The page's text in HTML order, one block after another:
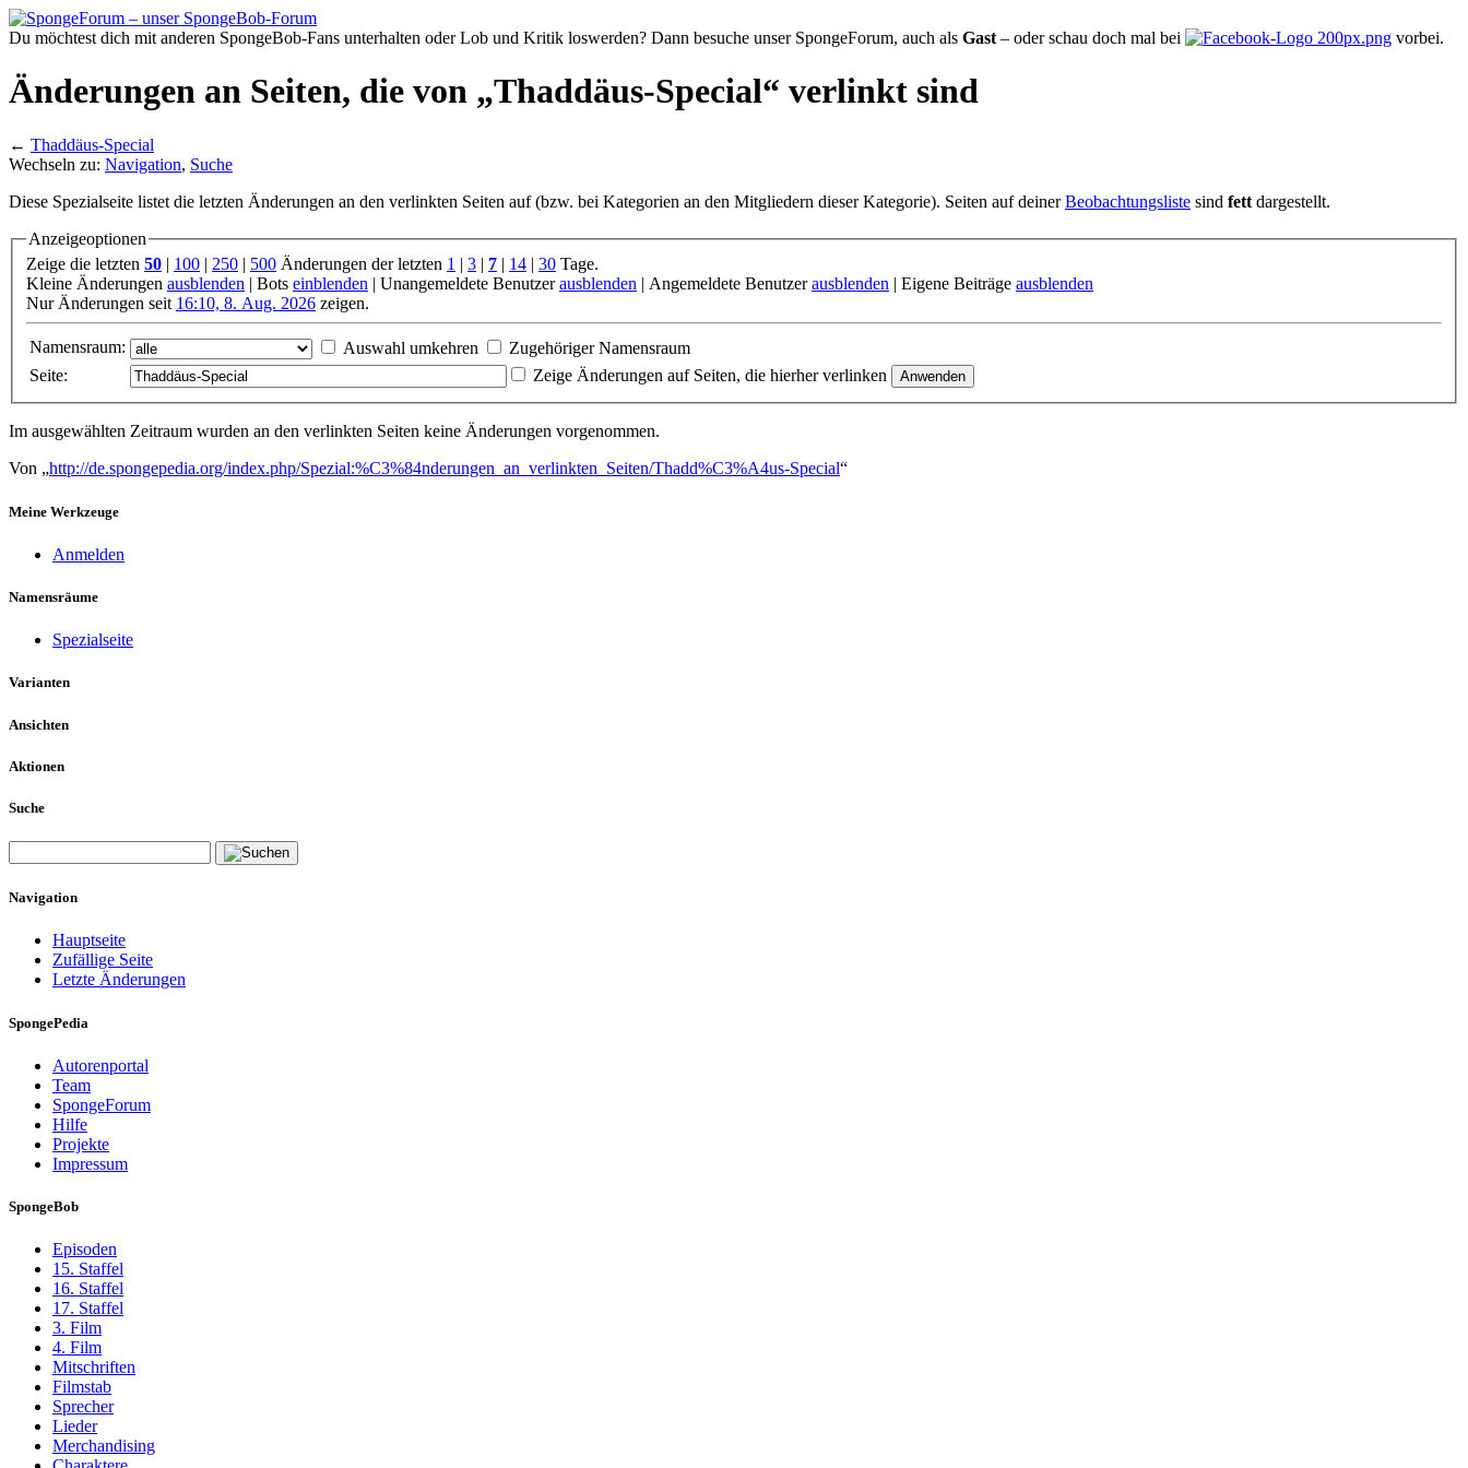
Du möchtest dich mit anderen SpongeBob-Fans unterhalten oder Lob und Kritik loswerden? Dann besuche unser SpongeForum, auch als Gast – oder schau doch mal bei vorbei.
Änderungen an Seiten, die von „Thaddäus-Special“ verlinkt sind
← Thaddäus-Special
Wechseln zu: Navigation, Suche
Diese Spezialseite listet die letzten Änderungen an den verlinkten Seiten auf (bzw. bei Kategorien an den Mitgliedern dieser Kategorie). Seiten auf deinerBeobachtungsliste sind fett dargestellt.
Anzeigeoptionen
Zeige die letzten 50 100 250 500 Änderungen der letzten 1 3 7 14 30 Tage.
Kleine Änderungen ausblenden | Bots einblenden | Unangemeldete Benutzerausblenden | Angemeldete Benutzerausblenden | Eigene Beiträge ausblenden
Nur Änderungen seit 16:10, 8. Aug. 2026 zeigen.
Namensraum: Auswahl umkehren
Zugehöriger Namensraum
Seite:
Zeige Änderungen auf Seiten, die hierher verlinken
Im ausgewählten Zeitraum wurden an den verlinkten Seiten keine Änderungen vorgenommen.
Von „http://de.spongepedia.org/index.php/Spezial:%C3%84nderungen_an_verlinkten_Seiten/Thadd%C3%A4us-Special“
Meine Werkzeuge
Anmelden
Namensräume
Spezialseite
Varianten
Ansichten
Aktionen
Suche
Navigation
Hauptseite
Zufällige Seite
Letzte Änderungen
SpongePedia
Autorenportal
Team
SpongeForum
Hilfe
Projekte
Impressum
SpongeBob
Episoden
15. Staffel
16. Staffel
17. Staffel
3. Film
4. Film
Mitschriften
Filmstab
Sprecher
Lieder
Merchandising